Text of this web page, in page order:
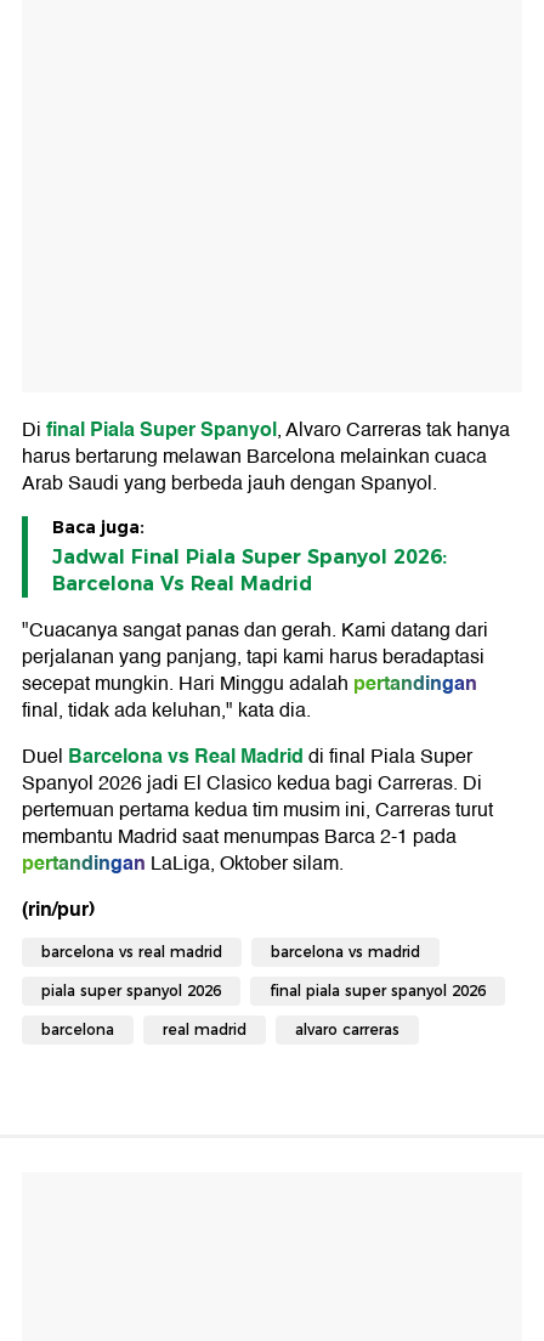
Difinal Piala Super Spanyol, Alvaro Carreras tak hanya
harus bertarung melawan Barcelona melainkan cuaca
Arab Saudi yang berbeda jauh dengan Spanyol.
Baca juga:
Jadwal Final Piala Super Spanyol 2026:
Barcelona Vs Real Madrid
"Cuacanya sangat panas dan gerah. Kami datang dari
perjalanan yang panjang, tapi kami harus beradaptasi
secepat mungkin. Hari Minggu adalah pertandingan
final, tidak ada keluhan," kata dia.
Duel Barcelona vs Real Madriddi final Piala Super
Spanyol 2026 jadi El Clasico kedua bagi Carreras. Di
pertemuan pertama kedua tim musim ini, Carreras turut
membantu Madrid saat menumpas Barca 2-1 pada
pertandingan LaLiga, Oktober silam.
(rin/pur)
barcelona vs real madrid barcelona vs madrid
piala super spanyol 2026 final piala super spanyol 2026
barcelona real madrid alvaro carreras